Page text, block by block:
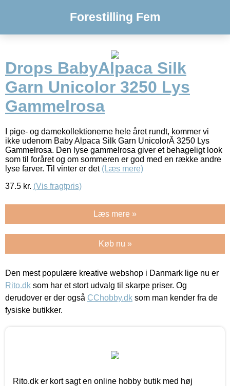
Forestilling Fem
Drops BabyAlpaca Silk
Garn Unicolor 3250 Lys
Gammelrosa
I pige- og damekollektionerne hele året rundt, kommer vi
ikke udenom Baby Alpaca Silk Garn UnicolorÂ 3250 Lys
Gammelrosa. Den lyse gammelrosa giver et behageligt look
som til foråret og om sommeren er god med en række andre
lyse farver. Til vinter er det (Læs mere)
37.5 kr. (Vis fragtpris)
Læs mere »
Køb nu »
Den mest populære kreative webshop i Danmark lige nu er
Rito.dk som har et stort udvalg til skarpe priser. Og
derudover er der også CChobby.dk som man kender fra de
fysiske butikker.
Rito.dk er kort sagt en online hobby butik med høj